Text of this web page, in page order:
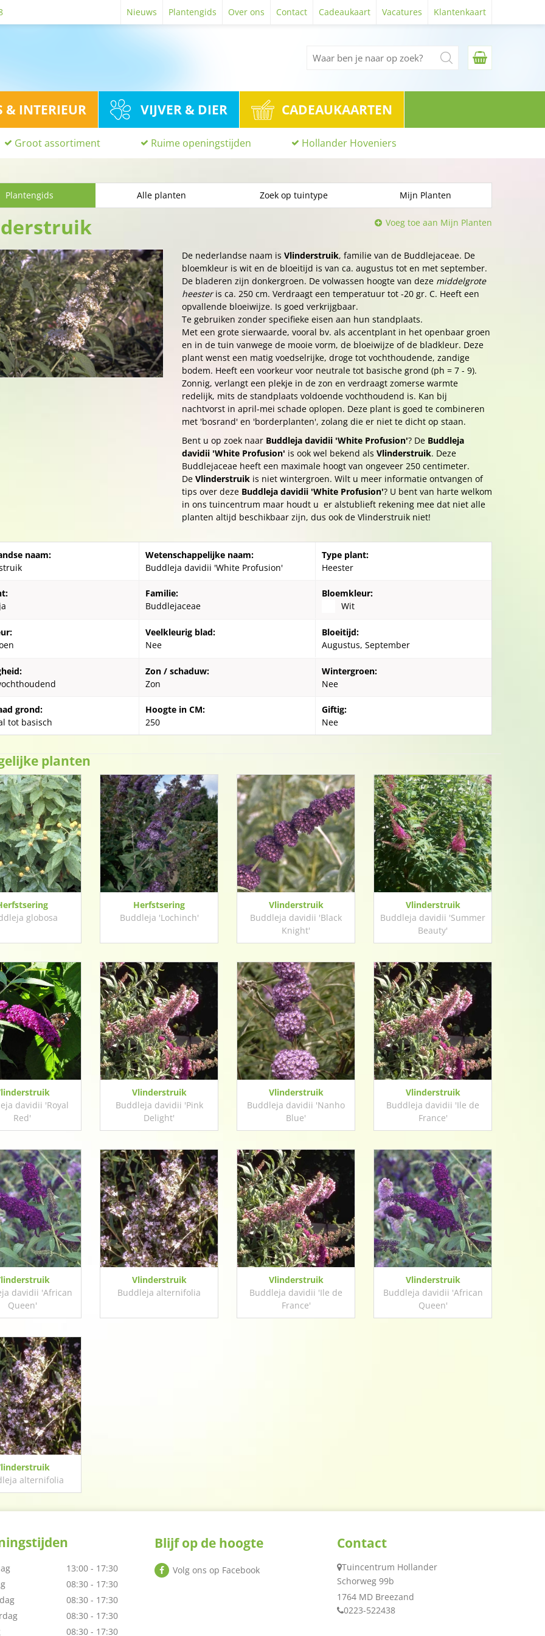
Nieuws Plantengids Over ons Contact Cadeaukaart Vacatures Klantenkaart
& INTERIEUR VIJVER & DIER CADEAUKAARTEN
Groot assortiment Ruime openingstijden Hollander Hoveniers
Plantengids Alle planten Zoek op tuintype Mijn Planten
Voeg toe aan Mijn Planten
De nederlandse naam is Vlinderstruik, familie van de Buddlejaceae. De
bloemkleur is wit en de bloeitijd is van ca. augustus tot en met september.
De bladeren zijn donkergroen. De volwassen hoogte van deze middelgrote
heesteris ca. 250 cm. Verdraagt een temperatuur tot -20 gr. C. Heeft een
opvallende bloeiwijze. Is goed verkrijgbaar.
Te gebruiken zonder specifieke eisen aan hun standplaats.
Met een grote sierwaarde, vooral bv. als accentplant in het openbaar groen
en in de tuin vanwege de mooie vorm, de bloeiwijze of de bladkleur. Deze
plant wenst een matig voedselrijke, droge tot vochthoudende, zandige
bodem. Heeft een voorkeur voor neutrale tot basische grond (ph = 7 - 9).
Zonnig, verlangt een plekje in de zon en verdraagt zomerse warmte
redelijk, mits de standplaats voldoende vochthoudend is. Kan bij
nachtvorst in april-mei schade oplopen. Deze plant is goed te combineren
met 'bosrand' en 'borderplanten', zolang die er niet te dicht op staan.
Bent u op zoek naar Buddleja davidii 'White Profusion'? De Buddleja
davidii 'White Profusion' is ook wel bekend als Vlinderstruik. Deze
Buddlejaceae heeft een maximale hoogt van ongeveer 250 centimeter.
De Vlinderstruik is niet wintergroen. Wilt u meer informatie ontvangen of
tips over deze Buddleja davidii 'White Profusion'? U bent van harte welkom
in ons tuincentrum maar houdt u er alstublieft rekening mee dat niet alle
planten altijd beschikbaar zijn, dus ook de Vlinderstruik niet!
naam:
Wetenschappelijke naam:
Buddleja davidii 'White Profusion'
Type plant:
Heester
Familie:
Buddlejaceae
Bloemkleur:
Wit
Veelkleurig blad:
Nee
Bloeitijd:
Augustus, September
Zon / schaduw:
Zon
Wintergroen:
Nee
grond:
tot basisch
Hoogte in CM:
250
Giftig:
Nee
planten
globosa
Herfstsering
Buddleja 'Lochinch'
Vlinderstruik
Buddleja davidii 'Black
Knight'
Vlinderstruik
Buddleja davidii 'Summer
Beauty'
davidii 'Royal
Red'
Vlinderstruik
Buddleja davidii 'Pink
Delight'
Vlinderstruik
Buddleja davidii 'Nanho
Blue'
Vlinderstruik
Buddleja davidii 'Ile de
France'
davidii 'African
Queen'
Vlinderstruik
Buddleja alternifolia
Vlinderstruik
Buddleja davidii 'Ile de
France'
Vlinderstruik
Buddleja davidii 'African
Queen'
alternifolia
13:00 - 17:30
08:30 - 17:30
08:30 - 17:30
08:30 - 17:30
08:30 - 17:30
Blijf op de hoogte
Volg ons op Facebook
Contact
Tuincentrum Hollander
Schorweg 99b
1764 MD Breezand
0223-522438